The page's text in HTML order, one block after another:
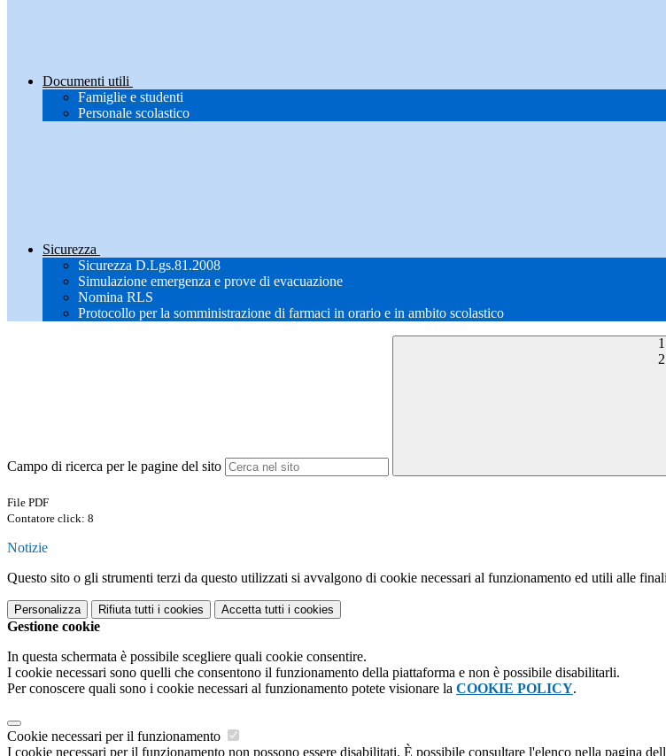
Documenti utili
Famiglie e studenti
Personale scolastico
Sicurezza
Sicurezza D.Lgs.81.2008
Simulazione emergenza e prove di evacuazione
Nomina RLS
Protocollo per la somministrazione di farmaci in orario e in ambito scolastico
Campo di ricerca per le pagine del sito
File PDF
Contatore click: 8
Notizie
Questo sito o gli strumenti terzi da questo utilizzati si avvalgono di cookie necessari al funzionamento ed utili alle
Personalizza Rifiuta tutti i cookies Accetta tutti i cookies
Gestione cookie
In questa schermata è possibile scegliere quali cookie consentire.
I cookie necessari sono quelli che consentono il funzionamento della piattaforma e non è possibile disabilitarli.
Per conoscere quali sono i cookie necessari al funzionamento potete visionare la COOKIE POLICY.
Cookie necessari per il funzionamento
I cookie necessari per il funzionamento non possono essere disabilitati. È possibile consultare l'elenco nella pagina